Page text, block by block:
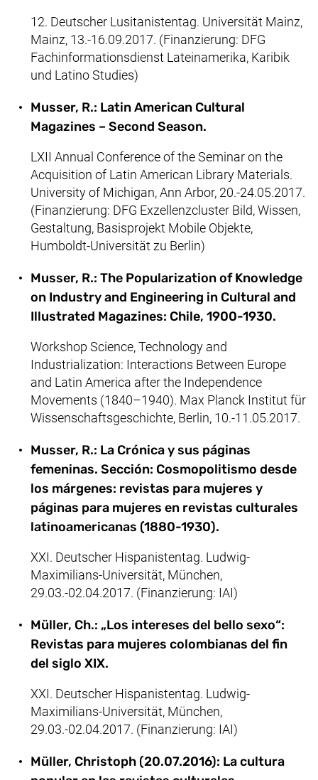
12. Deutscher Lusitanistentag. Universität Mainz,
Mainz, 13.-16.09.2017. (Finanzierung: DFG
Fachinformationsdienst Lateinamerika, Karibik
und Latino Studies)
Musser, R.: Latin American Cultural
Magazines – Second Season.
LXII Annual Conference of the Seminar on the
Acquisition of Latin American Library Materials.
University of Michigan, Ann Arbor, 20.-24.05.2017.
(Finanzierung: DFG Exzellenzcluster Bild, Wissen,
Gestaltung, Basisprojekt Mobile Objekte,
Humboldt-Universität zu Berlin)
Musser, R.: The Popularization of Knowledge
on Industry and Engineering in Cultural and
Illustrated Magazines: Chile, 1900-1930.
Workshop Science, Technology and
Industrialization: Interactions Between Europe
and Latin America after the Independence
Movements (1840–1940). Max Planck Institut für
Wissenschaftsgeschichte, Berlin, 10.-11.05.2017.
Musser, R.: La Crónica y sus páginas
femeninas. Sección: Cosmopolitismo desde
los márgenes: revistas para mujeres y
páginas para mujeres en revistas culturales
latinoamericanas (1880-1930).
XXI. Deutscher Hispanistentag. Ludwig-
Maximilians-Universität, München,
29.03.-02.04.2017. (Finanzierung: IAI)
Müller, Ch.: „Los intereses del bello sexo“:
Revistas para mujeres colombianas del fin
del siglo XIX.
XXI. Deutscher Hispanistentag. Ludwig-
Maximilians-Universität, München,
29.03.-02.04.2017. (Finanzierung: IAI)
Müller, Christoph (20.07.2016): La cultura